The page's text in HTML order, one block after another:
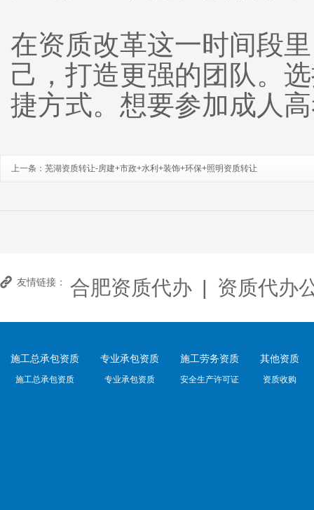
在资质改革这一时间段
己，打造更强的团队。
捷方式。想要参加成人
上一条： 芜湖资质转让-房建+市政+水利+装饰+环保+照明资质转让
友情链接： 合肥资质代办 | 资质代办
施工总承包资质
施工总承包资质
专业承包资质
专业承包资质
施工劳务资质
安全生产许可证
其他资质
资质收购